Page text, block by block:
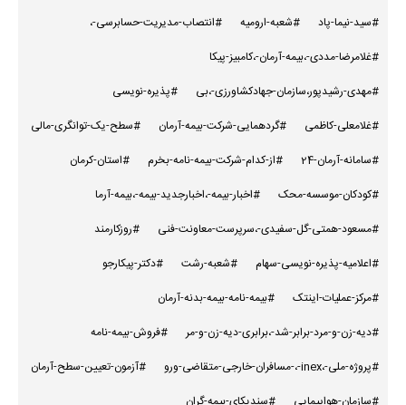
#سید-نیما-پاد
#شعبه-ارومیه
#انتصاب-مدیریت-حسابرسی-،
#غلامرضا-مددی-،بیمه-آرمان-،کامبیز-پیکا
#مهدی-رشیدپور،سازمان-جهادکشاورزی-،بی
#پذیره-نویسی
#غلامعلی-کاظمی
#گردهمایی-شرکت-بیمه-آرمان
#سطح-یک-توانگری-مالی
#سامانه-آرمان-24
#از-کدام-شرکت-بیمه-نامه-بخرم
#استان-کرمان
#کودکان-موسسه-محک
#اخبار-بیمه-،اخبارجدید-بیمه-،بیمه-آرما
#مسعود-همتی-گل-سفیدی-،سرپرست-معاونت-فنی
#روزکارمند
#اعلامیه-پذیره-نویسی-سهام
#شعبه-رشت
#دکتر-پیکارجو
#مرکز-عملیات-اینتک
#بیمه-نامه-بیمه-بدنه-آرمان
#دیه-زن-و-مرد-برابر-شد-،برابری-دیه-زن-و-مر
#فروش-بیمه-نامه
#پروژه-ملی-،inex-،-مسافران-خارجی-متقاضی-ورو
#آزمون-تعیین-سطح-آرمان
#سازمان-هواپیمایی
#سندیکای-بیمه-گران